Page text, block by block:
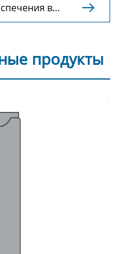
в
металла

продукты